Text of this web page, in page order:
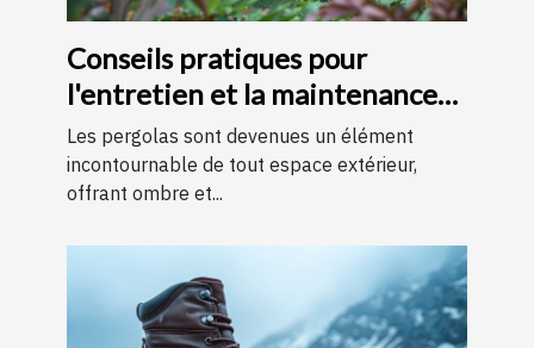
Conseils pratiques pour
l'entretien et la maintenance
des pergolas
Les pergolas sont devenues un élément
incontournable de tout espace extérieur,
offrant ombre et...